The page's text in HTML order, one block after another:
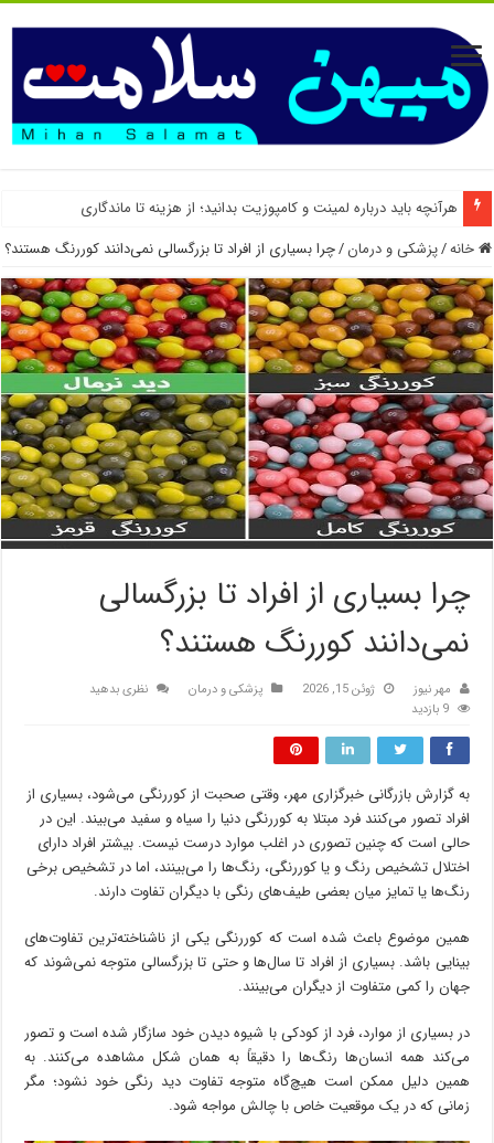
هرآنچه باید درباره لمینت و کامپوزیت بدانید؛ از هزینه تا ماندگاری
خانه/پزشکی و درمان/چرا بسیاری از افراد تا بزرگسالی نمی‌دانند کوررنگ هستند؟
چرا بسیاری از افراد تا بزرگسالی
نمی‌دانند کوررنگ هستند؟
مهر نیوز ژوئن 15, 2026 پزشکی و درمان
نظری بدهید
9 بازدید
به گزارش بازرگانی خبرگزاری مهر،وقتی صحبت از کوررنگی می‌شود، بسیاری از
افراد تصور می‌کنند فرد مبتلا به کوررنگی دنیا را سیاه و سفید می‌بیند. این در
حالی است که چنین تصوری در اغلب موارد درست نیست. بیشتر افراد دارای
اختلال تشخیص رنگ و یا کوررنگی، رنگ‌ها را می‌بینند، اما در تشخیص برخی
رنگ‌ها یا تمایز میان بعضی طیف‌های رنگی با دیگران تفاوت دارند.
همین موضوع باعث شده است که کوررنگی یکی از ناشناخته‌ترین تفاوت‌های
بینایی باشد. بسیاری از افراد تا سال‌ها و حتی تا بزرگسالی متوجه نمی‌شوند که
جهان را کمی متفاوت از دیگران می‌بینند.
در بسیاری از موارد، فرد از کودکی با شیوه دیدن خود سازگار شده است و تصور
می‌کند همه انسان‌ها رنگ‌ها را دقیقاً به همان شکل مشاهده می‌کنند. به
همین دلیل ممکن است هیچ‌گاه متوجه تفاوت دید رنگی خود نشود؛ مگر
زمانی که در یک موقعیت خاص با چالش مواجه شود.